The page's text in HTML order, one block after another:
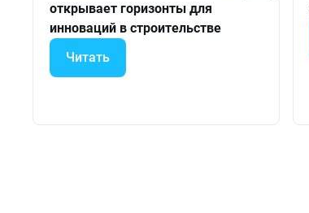
открывает горизонты для
инноваций в строительстве
Читать